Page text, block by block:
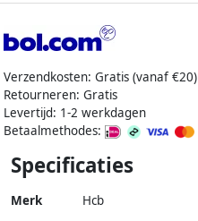
Verzendkosten: Gratis (vanaf €20)
Retourneren: Gratis
Levertijd: 1-2 werkdagen
Betaalmethodes:
Specificaties
Merk Hcb